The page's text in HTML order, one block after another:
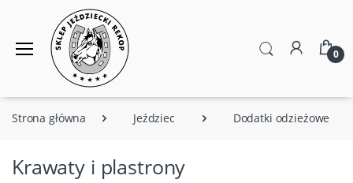
0
Strona główna Jeździec Dodatki odzieżowe
Krawaty i plastrony